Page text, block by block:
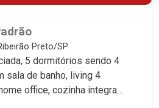
Preto/SP
5 dormitórios sendo 4
sala de banho, living 4
office, cozinha integrada